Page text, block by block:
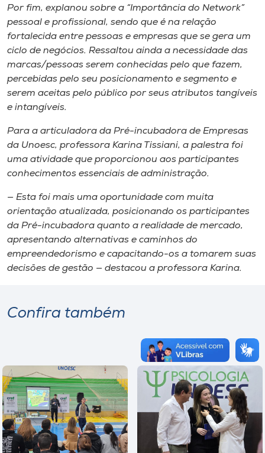
Por fim, explanou sobre a “Importância do Network”
pessoal e profissional, sendo que é na relação
fortalecida entre pessoas e empresas que se gera um
ciclo de negócios. Ressaltou ainda a necessidade das
marcas/pessoas serem conhecidas pelo que fazem,
percebidas pelo seu posicionamento e segmento e
serem aceitas pelo público por seus atributos tangíveis
e intangíveis.
Para a articuladora da Pré-incubadora de Empresas
da Unoesc, professora Karina Tissiani, a palestra foi
uma atividade que proporcionou aos participantes
conhecimentos essenciais de administração.
— Esta foi mais uma oportunidade com muita
orientação atualizada, posicionando os participantes
da Pré-incubadora quanto a realidade de mercado,
apresentando alternativas e caminhos do
empreendedorismo e capacitando-os a tomarem suas
decisões de gestão — destacou a professora Karina.
Confira também